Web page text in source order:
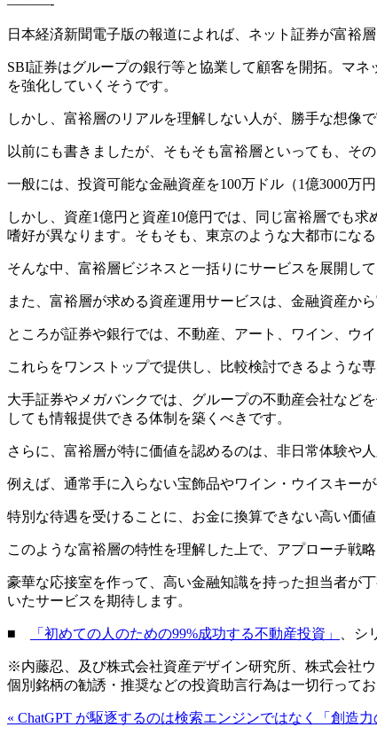
日本経済新聞電子版の報道によれば、ネット証券が富裕
SBI証券はグループの銀行等と協業して顧客を開拓。マ
を強化していくそうです。
しかし、富裕層のリアルを理解しない人が、勝手な想像
以前にも書きましたが、そもそも富裕層といっても、その
一般には、投資可能な金融資産を100万ドル（1億3000万
しかし、資産1億円と資産10億円では、同じ富裕層でも
嗜好が異なります。そもそも、東京のような大都市にな
そんな中、富裕層ビジネスと一括りにサービスを展開し
また、富裕層が求める資産運用サービスは、金融資産か
ところが証券や銀行では、不動産、アート、ワイン、ウ
これらをワンストップで提供し、比較検討できるような専
大手証券やメガバンクでは、グループの不動産会社など
しても情報提供できる体制を築くべきです。
さらに、富裕層が特に価値を認めるのは、非日常体験や
例えば、通常手に入らない宝飾品やワイン・ウイスキー
特別な待遇を受けることに、お金に換算できない高い価値
このような富裕層の特性を理解した上で、アプローチ戦
豪華な応接室を作って、高い金融知識を持った担当者が
いたサービスを期待します。
■ 「初めての人のための99%成功する不動産投資」 、
※内藤忍、及び株式会社資産デザイン研究所、株式会社
個別銘柄の勧誘・推奨などの投資助言行為は一切行って
« ChatGPT が駆逐するのは検索エンジンではなく「創造力